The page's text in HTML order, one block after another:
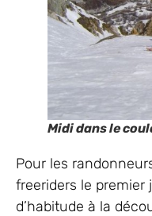
Midi dans le
Pour les
freeriders le
d’habitude à la